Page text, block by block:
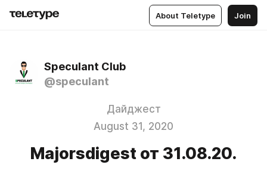
About Teletype Join
Speculant Club
@speculant
Дайджест
August 31, 2020
Majorsdigest от 31.08.20.